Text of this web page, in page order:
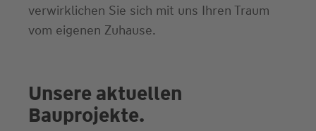
verwirklichen Sie sich mit uns Ihren Traum
vom eigenen Zuhause.
Unsere aktuellen
Bauprojekte.